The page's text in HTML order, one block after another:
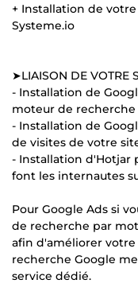
+ Installation de
Systeme.io
➤LIAISON DE VOTRE
- Installation de
moteur de recherche
- Installation de
de visites de votre
- Installation d'Hotjar
font les internautes
Pour Google Ads si
de recherche par
afin d'améliorer
recherche Google
service dédié.